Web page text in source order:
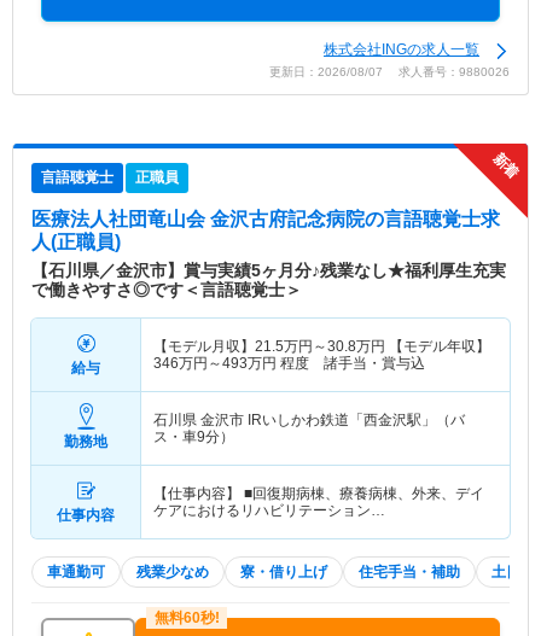
株式会社INGの求人一覧
更新日：2026/08/07 求人番号：9880026
言語聴覚士 正職員
医療法人社団竜山会 金沢古府記念病院の言語聴覚士求
人(正職員)
【石川県／金沢市】賞与実績5ヶ月分♪残業なし★福利厚生充実
で働きやすさ◎です＜言語聴覚士＞
給与
【モデル月収】 21.5万円～30.8万円
【モデル年収】
346万円～493万円 程度 諸手当・賞与込
勤務地
石川県 金沢市 IRいしかわ鉄道「西金沢駅」（バ
ス・車9分）
仕事内容
【仕事内容】 ■回復期病棟、療養病棟、外来、デイ
ケアにおけるリハビリテーション…
車通勤可 残業少なめ 寮・借り上げ 住宅手当・補助 土日祝